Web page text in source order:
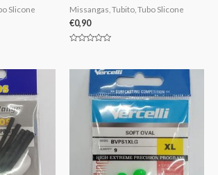
Slicone Missangas, Tubito, Tubo Slicone
€0,90